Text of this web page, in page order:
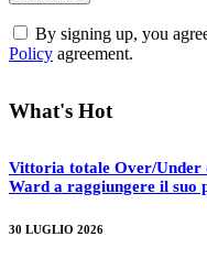
By signing up, you
Policy agreement.
What's Hot
Vittoria totale Over/Under
Ward a raggiungere il suo
30 LUGLIO 2026